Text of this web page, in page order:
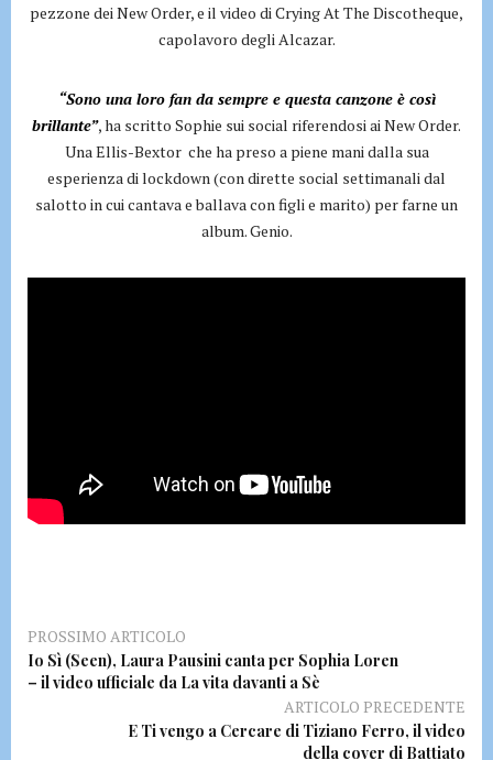
pezzone dei New Order, e il video di Crying At The Discotheque,
capolavoro degli Alcazar.
“Sono una loro fan da sempre e questa canzone è così
brillante”, ha scritto Sophie sui social riferendosi ai New Order.
Una Ellis-Bextor che ha preso a piene mani dalla sua
esperienza di lockdown (con dirette social settimanali dal
salotto in cui cantava e ballava con figli e marito) per farne un
album. Genio.
PROSSIMO ARTICOLO
Io Sì (Seen), Laura Pausini canta per Sophia Loren
– il video ufficiale da La vita davanti a Sè
ARTICOLO PRECEDENTE
E Ti vengo a Cercare di Tiziano Ferro, il video
della cover di Battiato